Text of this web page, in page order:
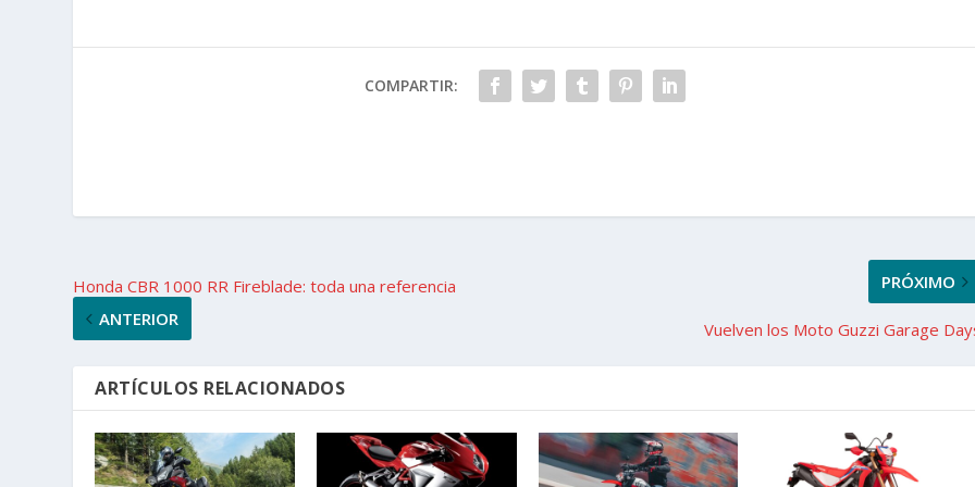
COMPARTIR:
Honda CBR 1000 RR Fireblade: toda una referencia
ANTERIOR
PRÓXIMO
Vuelven los Moto Guzzi Garage
ARTÍCULOS RELACIONADOS